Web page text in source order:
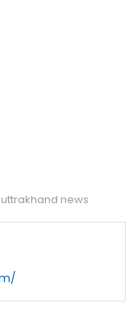
news